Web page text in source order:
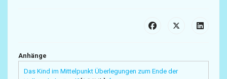
Anhänge
Das Kind im Mittelpunkt Überlegungen zum Ende der